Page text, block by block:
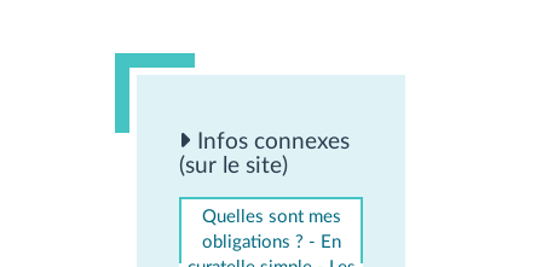
Infos connexes
(sur le site)
Quelles sont mes
obligations ? - En